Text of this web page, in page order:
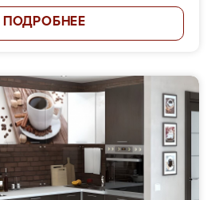
ПОДРОБНЕЕ